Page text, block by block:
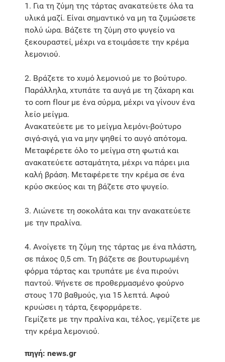
1. Για τη ζύμη της τάρτας ανακατεύετε όλα τα
υλικά μαζί. Είναι σημαντικό να μη τα ζυμώσετε
πολύ ώρα. Βάζετε τη ζύμη στο ψυγείο να
ξεκουραστεί, μέχρι να ετοιμάσετε την κρέμα
λεμονιού.
2. Βράζετε το χυμό λεμονιού με το βούτυρο.
Παράλληλα, χτυπάτε τα αυγά με τη ζάχαρη και
το corn flour με ένα σύρμα, μέχρι να γίνουν ένα
λείο μείγμα.
Ανακατεύετε με το μείγμα λεμόνι-βούτυρο
σιγά-σιγά, για να μην ψηθεί το αυγό απότομα.
Μεταφέρετε όλο το μείγμα στη φωτιά και
ανακατεύετε ασταμάτητα, μέχρι να πάρει μια
καλή βράση. Μεταφέρετε την κρέμα σε ένα
κρύο σκεύος και τη βάζετε στο ψυγείο.
3. Λιώνετε τη σοκολάτα και την ανακατεύετε
με την πραλίνα.
4. Ανοίγετε τη ζύμη της τάρτας με ένα πλάστη,
σε πάχος 0,5 cm. Τη βάζετε σε βουτυρωμένη
φόρμα τάρτας και τρυπάτε με ένα πιρούνι
παντού. Ψήνετε σε προθερμασμένο φούρνο
στους 170 βαθμούς, για 15 λεπτά. Αφού
κρυώσει η τάρτα, ξεφορμάρετε.
Γεμίζετε με την πραλίνα και, τέλος, γεμίζετε με
την κρέμα λεμονιού.
πηγή: news.gr